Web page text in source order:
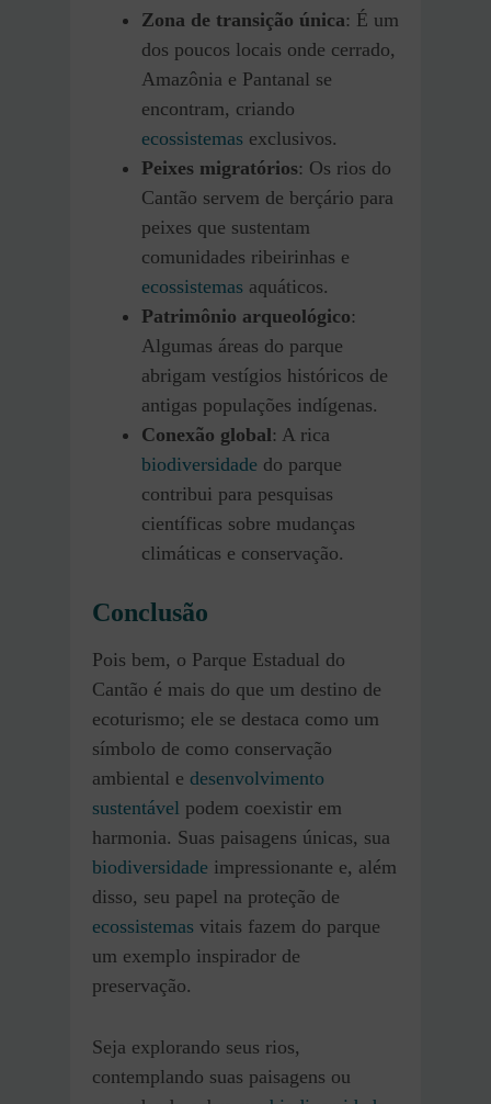
Zona de transição única: É um
dos poucos locais onde cerrado,
Amazônia e Pantanal se
encontram, criando
ecossistemas exclusivos.
Peixes migratórios: Os rios do
Cantão servem de berçário para
peixes que sustentam
comunidades ribeirinhas e
ecossistemas aquáticos.
Patrimônio arqueológico:
Algumas áreas do parque
abrigam vestígios históricos de
antigas populações indígenas.
Conexão global: A rica
biodiversidade do parque
contribui para pesquisas
científicas sobre mudanças
climáticas e conservação.
Conclusão
Pois bem, o Parque Estadual do
Cantão é mais do que um destino de
ecoturismo; ele se destaca como um
símbolo de como conservação
ambiental e desenvolvimento
sustentável podem coexistir em
harmonia. Suas paisagens únicas, sua
biodiversidade impressionante e, além
disso, seu papel na proteção de
ecossistemas vitais fazem do parque
um exemplo inspirador de
preservação.
Seja explorando seus rios,
contemplando suas paisagens ou